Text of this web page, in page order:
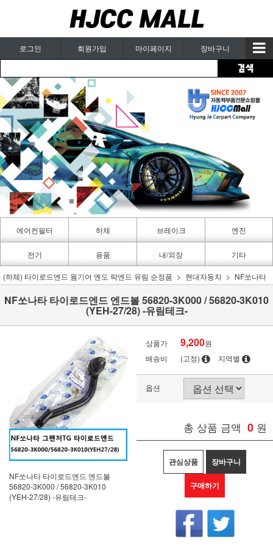
로그인 회원가입 마이페이지 장바구니
에어컨필터
카페인트
하체 브레이크 엔진
전기 용품 내/외장 기타
(하체) 타이로드엔드 웜기어 엔도 락엔드 유림 순정품 현대자동차 NF쏘나타
NF쏘나타 타이로드엔드 엔드볼 56820-3K000 / 56820-3K010
(YEH-27/28) -유림테크-
NF쏘나타 타이로드엔드 엔드볼
56820-3K000 / 56820-3K010
(YEH-27/28) -유림테크-
상품가 9,200원
배송비
(고정) 지역별
옵션
총 상품 금액 0 원
관심상품 장바구니
구매하기